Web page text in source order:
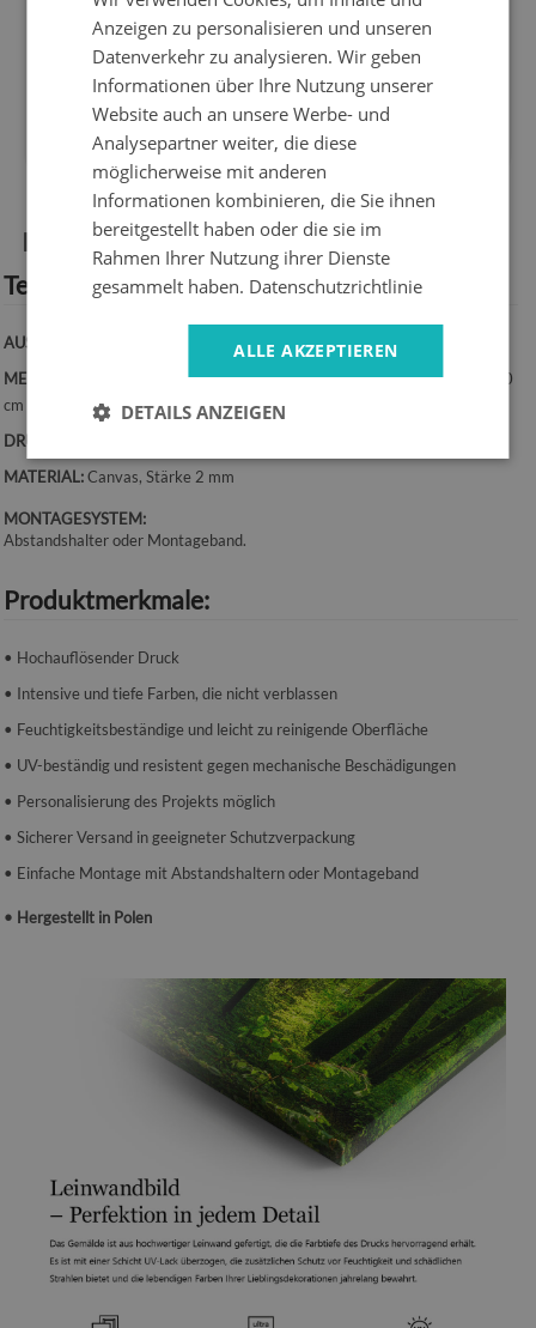
hersteller
zurückkehren
Express
Sicheres
einkaufen
garantie
10 Jahre
auf dem Markt
Produktinformationen:
Technische Spezifikation:
AUSRICHTUNG:
MESSUNGEN:
50x100 cm, 50x125 cm, 70x100 cm, 60x120 cm, 70x140
cm
DRUCK:
MATERIAL:Canvas, Stärke 2 mm
MONTAGESYSTEM:
Abstandshalter oder Montageband.
Produktmerkmale:
• Hochauflösender Druck
• Intensive und tiefe Farben, die nicht verblassen
• Feuchtigkeitsbeständige und leicht zu reinigende Oberfläche
• UV-beständig und resistent gegen mechanische Beschädigungen
• Personalisierung des Projekts möglich
• Sicherer Versand in geeigneter Schutzverpackung
• Einfache Montage mit Abstandshaltern oder Montageband
• Hergestellt in Polen
Anzeigen zu personalisieren und unseren
Datenverkehr zu analysieren. Wir geben
Informationen über Ihre Nutzung unserer
Website auch an unsere Werbe- und
Analysepartner weiter, die diese
möglicherweise mit anderen
Informationen kombinieren, die Sie ihnen
bereitgestellt haben oder die sie im
Rahmen Ihrer Nutzung ihrer Dienste
gesammelt haben. Datenschutzrichtlinie
ALLE AKZEPTIEREN
DETAILS ANZEIGEN